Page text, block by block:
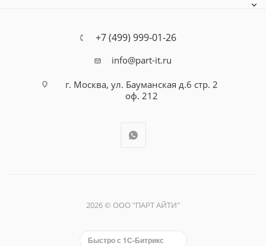
+7 (499) 999-01-26
info@part-it.ru
г. Москва, ул. Бауманская д.6 стр. 2
оф. 212
2026 © ООО "ПАРТ АЙТИ"
Быстро с 1С-Битрикс